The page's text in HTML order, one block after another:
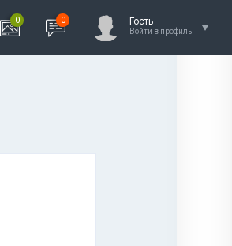
0 0 Гость
Войти в профиль